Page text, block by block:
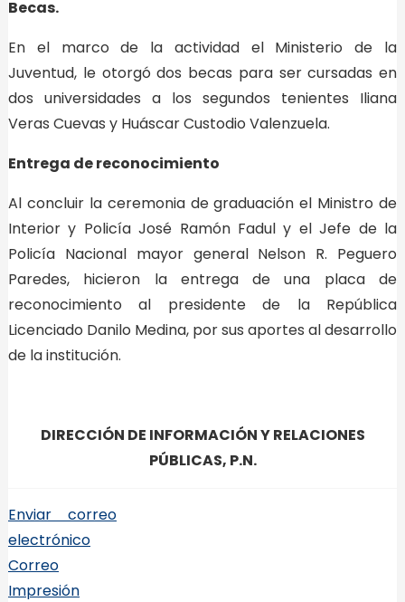
Becas.
En el marco de la actividad el Ministerio de la
Juventud, le otorgó dos becas para ser cursadas en
dos universidades a los segundos tenientes Iliana
Veras Cuevas y Huáscar Custodio Valenzuela.
Entrega de reconocimiento
Al concluir la ceremonia de graduación el Ministro de
Interior y Policía José Ramón Fadul y el Jefe de la
Policía Nacional mayor general Nelson R. Peguero
Paredes, hicieron la entrega de una placa de
reconocimiento al presidente de la República
Licenciado Danilo Medina, por sus aportes al desarrollo
de la institución.
DIRECCIÓN DE INFORMACIÓN Y RELACIONES
PÚBLICAS, P.N.
Enviar correo
electrónico
Correo
Impresión